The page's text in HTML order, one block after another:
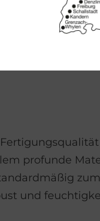
profunde
und